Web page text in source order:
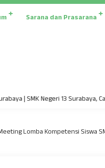
Sarana dan Prasarana
| SMK Negeri 13 Surabaya,
Lomba Kompetensi Siswa